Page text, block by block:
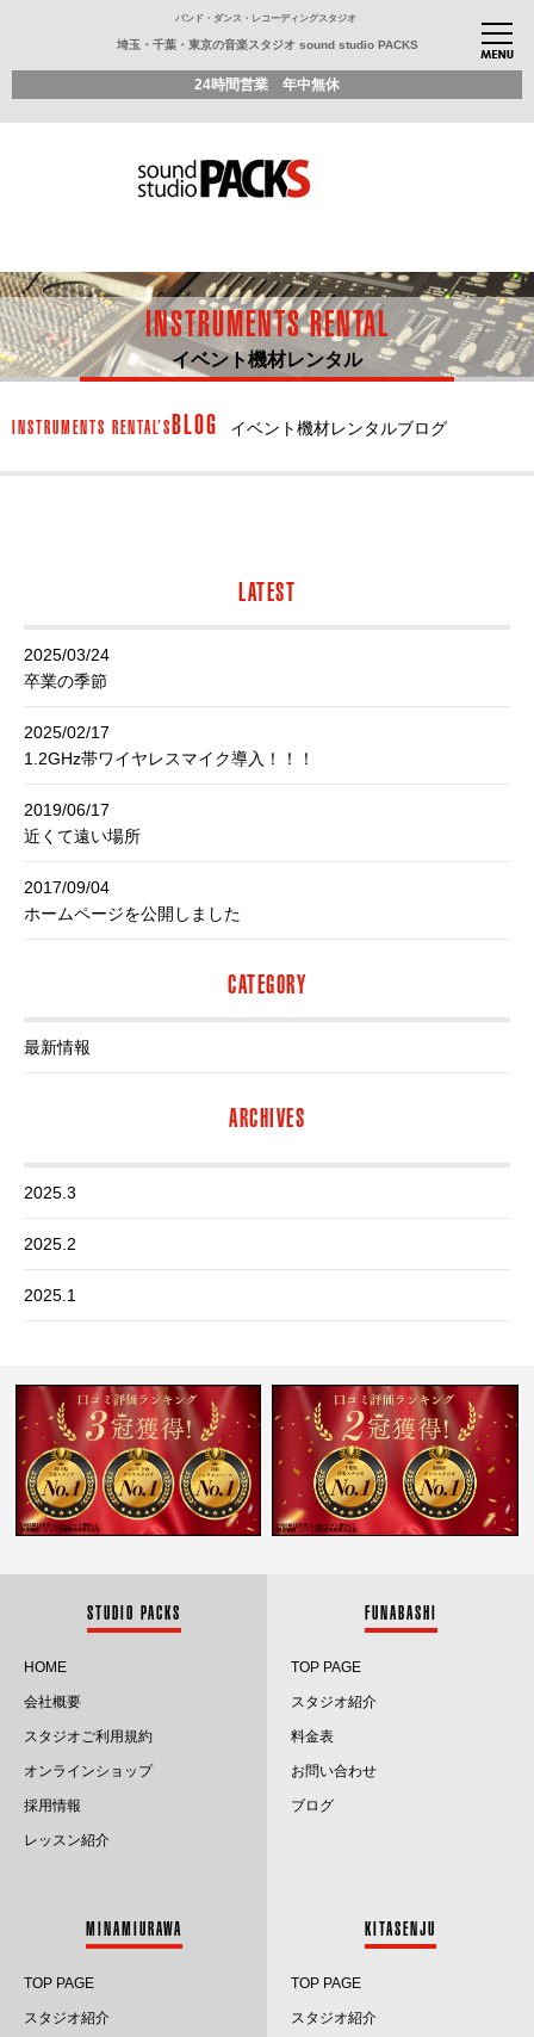
バンド・ダンス・レコーディングスタジオ
埼玉・千葉・東京の音楽スタジオ sound studio PACKS
24時間営業 年中無休
INSTRUMENTS RENTAL
イベント機材レンタル
INSTRUMENTS RENTAL’SBLOG イベント機材レンタルブログ
LATEST
2025/03/24
卒業の季節
2025/02/17
1.2GHz帯ワイヤレスマイク導入！！！
2019/06/17
近くて遠い場所
2017/09/04
ホームページを公開しました
CATEGORY
最新情報
ARCHIVES
2025.3
2025.2
2025.1
2024.11
2024.10
2024.9
2024.5
2024.3
2023.11
STUDIO PACKS
HOME
会社概要
スタジオご利用規約
オンラインショップ
採用情報
レッスン紹介
FUNABASHI
TOP PAGE
スタジオ紹介
料金表
お問い合わせ
ブログ
MINAMIURAWA
TOP PAGE
スタジオ紹介
KITASENJU
TOP PAGE
スタジオ紹介